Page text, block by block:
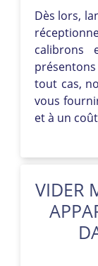
Dès lors,
calibrons
présentons
tout cas,
vous
et à un
VIDER